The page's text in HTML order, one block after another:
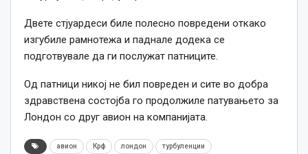
Двете стјуардеси биле полесно повредени откако
изгубиле рамнотежа и паднале додека се
подготвувале да ги послужат патниците.
Од патници никој не бил повреден и сите во добра
здравствена состојба го продолжиле патувањето за
Лондон со друг авион на компанијата.
авион Крф лондон турбуленции